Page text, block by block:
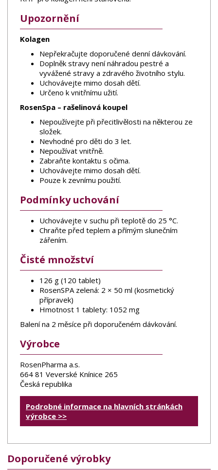
Upozornění
Kolagen
Nepřekračujte doporučené denní dávkování.
Doplněk stravy není náhradou pestré a
vyvážené stravy a zdravého životního stylu.
Uchovávejte mimo dosah dětí.
Určeno k vnitřnímu užití.
RosenSpa – rašelinová koupel
Nepoužívejte při přecitlivělosti na některou ze
složek.
Nevhodné pro děti do 3 let.
Nepoužívat vnitřně.
Zabraňte kontaktu s očima.
Uchovávejte mimo dosah dětí.
Pouze k zevnímu použití.
Podmínky uchování
Uchovávejte v suchu při teplotě do 25 °C.
Chraňte před teplem a přímým slunečním
zářením.
Čisté množství
126 g (120 tablet)
RosenSPA zelená: 2 × 50 ml (kosmetický
přípravek)
Hmotnost 1 tablety: 1052 mg
Balení na 2 měsíce při doporučeném dávkování.
Výrobce
RosenPharma a.s.
664 81 Veverské Knínice 265
Česká republika
Podrobné informace na hlavních stránkách
výrobce >>
Doporučené výrobky